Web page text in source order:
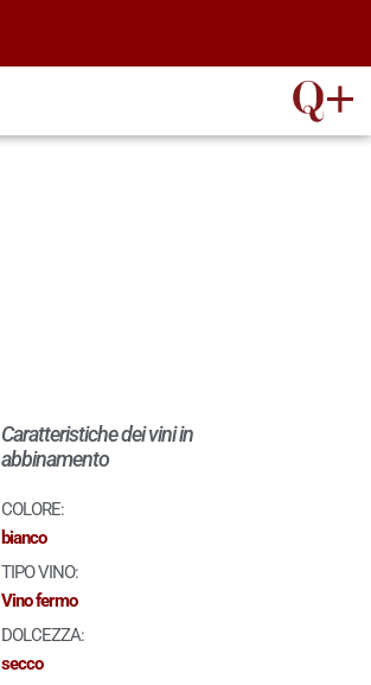
Caratteristiche dei vini in
abbinamento
COLORE:
bianco
TIPO VINO:
Vino fermo
DOLCEZZA:
secco